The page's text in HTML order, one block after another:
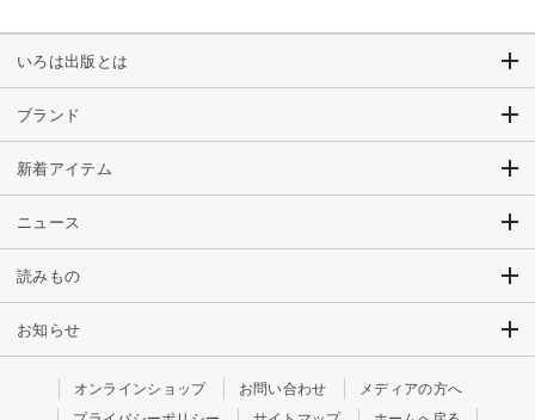
いろは出版とは
ブランド
新着アイテム
ニュース
読みもの
お知らせ
オンラインショップ お問い合わせ
メディアの方へ